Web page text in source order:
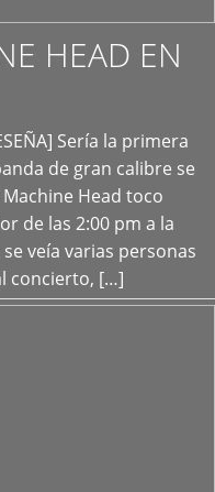
HEAD EN
Sería la primera
de gran calibre se
Head toco
de las 2:00 pm a la
veía varias personas
concierto, […]